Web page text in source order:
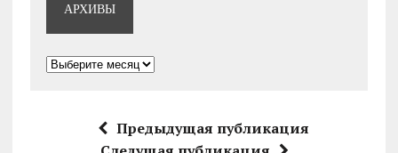
АРХИВЫ
Архивы
Предыдущая публикация